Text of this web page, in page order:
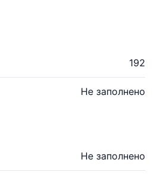
192
Не заполнено
Не заполнено